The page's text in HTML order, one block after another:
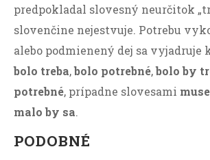
predpokladal slovesný neurčitok
slovenčine nejestvuje. Potrebu
alebo podmienený dej sa vyjadruje
bolo treba,bolo potrebné,bolo by
potrebné, prípadne slovesami
malo by sa.
PODOBNÉ